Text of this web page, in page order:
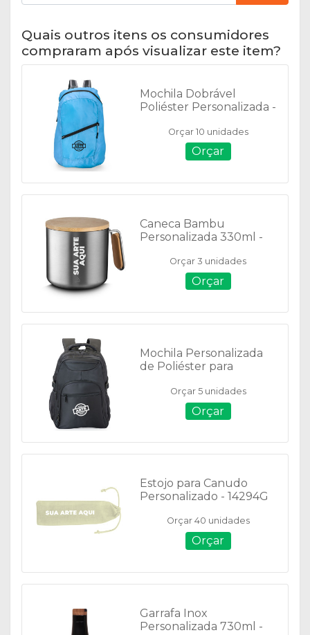
Quais outros itens os consumidores
compraram após visualizar este item?
Mochila Dobrável
Poliéster Personalizada -
Orçar 10 unidades
Orçar
Caneca Bambu
Personalizada 330ml -
Orçar 3 unidades
Orçar
Mochila Personalizada
de Poliéster para
Orçar 5 unidades
Orçar
Estojo para Canudo
Personalizado - 14294G
Orçar 40 unidades
Orçar
Garrafa Inox
Personalizada 730ml -